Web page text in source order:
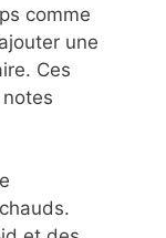
comme
une
Ces